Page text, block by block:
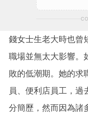
錢女士生老大時也曾
職場並無太大影響。
敗的低潮期。她的求
員、便利店員工，
分簡歷，然而因為諸